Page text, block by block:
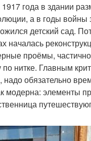
года в здании
а в годы войны
детский сад.
проёмы,
нитке. Главным
обязательно
модерна: элементы